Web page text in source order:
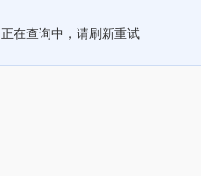
正在查询中，请刷新重试